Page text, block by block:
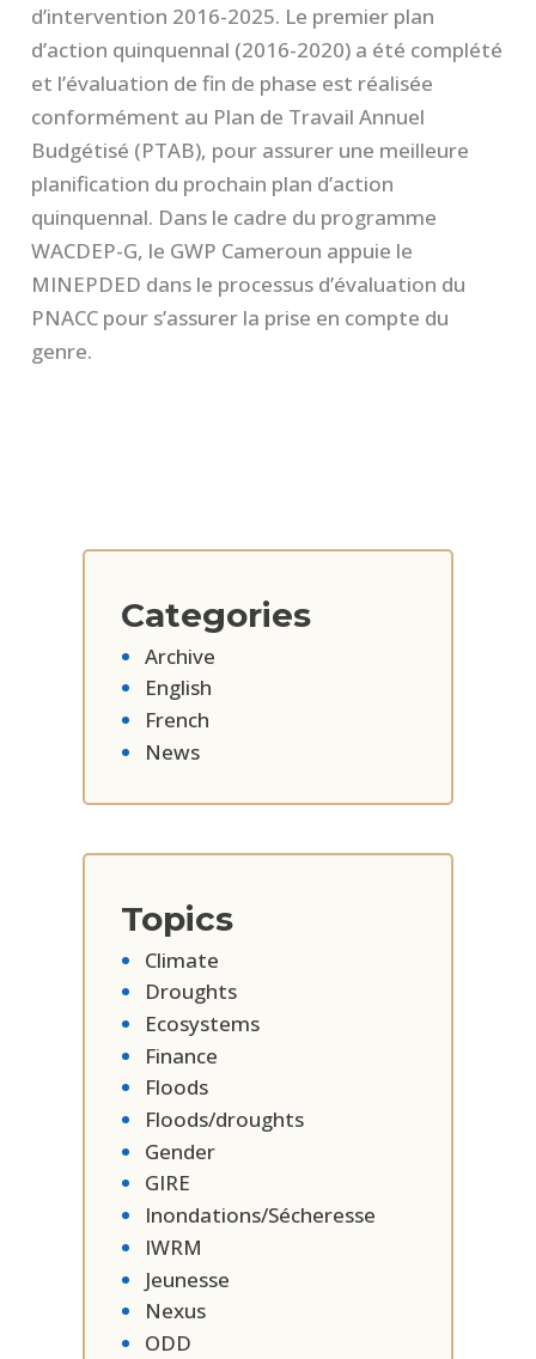
Categories
Archive
English
French
News
Topics
Climate
Droughts
Ecosystems
Finance
Floods
Floods/droughts
Gender
GIRE
Inondations/Sécheresse
IWRM
Jeunesse
Nexus
ODD
d’intervention 2016-2025. Le premier plan
d’action quinquennal (2016-2020) a été complété
et l’évaluation de fin de phase est réalisée
conformément au Plan de Travail Annuel
Budgétisé (PTAB), pour assurer une meilleure
planification du prochain plan d’action
quinquennal. Dans le cadre du programme
WACDEP-G, le GWP Cameroun appuie le
MINEPDED dans le processus d’évaluation du
PNACC pour s’assurer la prise en compte du
genre.